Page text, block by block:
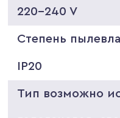
220-240 V
Степень
IP20
Тип возможно